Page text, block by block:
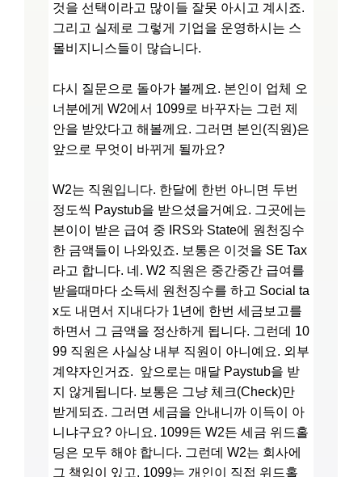
것을 선택이라고 많이들 잘못 아시고 계시죠.
그리고 실제로 그렇게 기업을 운영하시는 스
몰비지니스들이 많습니다.
다시 질문으로 돌아가 볼께요. 본인이 업체 오
너분에게 W2에서 1099로 바꾸자는 그런 제
안을 받았다고 해볼께요. 그러면 본인(직원)은
앞으로 무엇이 바뀌게 될까요?
W2는 직원입니다. 한달에 한번 아니면 두번
정도씩 Paystub을 받으셨을거예요. 그곳에는
본이이 받은 급여 중 IRS와 State에 원천징수
한 금액들이 나와있죠. 보통은 이것을 SE Tax
라고 합니다. 네. W2 직원은 중간중간 급여를
받을때마다 소득세 원천징수를 하고 Social ta
x도 내면서 지내다가 1년에 한번 세금보고를
하면서 그 금액을 정산하게 됩니다. 그런데 10
99 직원은 사실상 내부 직원이 아니예요. 외부
계약자인거죠. 앞으로는 매달 Paystub을 받
지 않게됩니다. 보통은 그냥 체크(Check)만
받게되죠. 그러면 세금을 안내니까 이득이 아
니냐구요? 아니요. 1099든 W2든 세금 위드홀
딩은 모두 해야 합니다. 그런데 W2는 회사에
그 책임이 있고, 1099는 개인이 직접 위드홀